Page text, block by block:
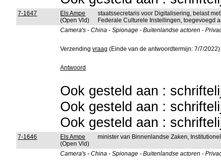
7-1647
Els Ampe
(Open Vld)
staatssecretaris voor Digitalisering, belast
Federale Culturele Instellingen, toegevoegd
Camera's - China - Spionage - Buitenlandse actoren -
Verzendingvraag (Einde van de antwoordtermijn: 7/7/2022)
Antwoord
Ook gesteld aan :
Ook gesteld aan :
Ook gesteld aan :
7-1646
Els Ampe
(Open Vld)
minister van Binnenlandse Zaken,
Camera's - China - Spionage - Buitenlandse actoren -